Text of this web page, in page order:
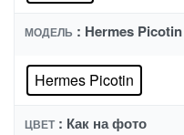
МОДЕЛЬ : Hermes Picotin
Hermes Picotin
ЦВЕТ : Как на фото